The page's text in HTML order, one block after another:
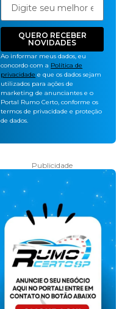
QUERO RECEBER
NOVIDADES
Ao informar meus dados, eu
concordo com a Política de
privacidade e que os dados sejam
utilizados para ações de
marketing de anunciantes e o
Portal Rumo Certo, conforme os
termos de privacidade e proteção
de dados.
Publicidade